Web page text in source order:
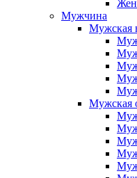
Мужчина
Мужская
Мужская